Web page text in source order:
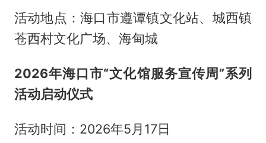
活动地点：海口市遵谭镇文化站、城西镇
苍西村文化广场、海甸城
2026年海口市“文化馆服务宣传周”系列
活动启动仪式
活动时间：2026年5月17日